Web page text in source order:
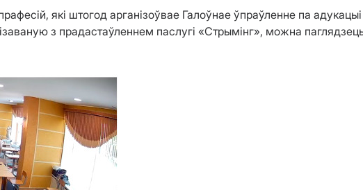
які штогод арганізоўвае Галоўнае ўпраўленне па
з прадастаўленнем паслугі «Стрымінг», можна